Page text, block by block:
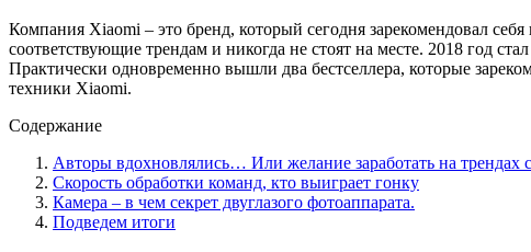
Компания Xiaomi – это бренд, который сегодня зарекомендовал
соответствующие трендам и никогда не стоят на месте. 2018 год
Практически одновременно вышли два бестселлера, которые
техники Xiaomi.
Содержание
Авторы вдохновлялись… Или желание заработать на трендах
Скорость обработки команд, кто выиграет гонку
Камера – в чем секрет двуглазого фотоаппарата.
Подведем итоги